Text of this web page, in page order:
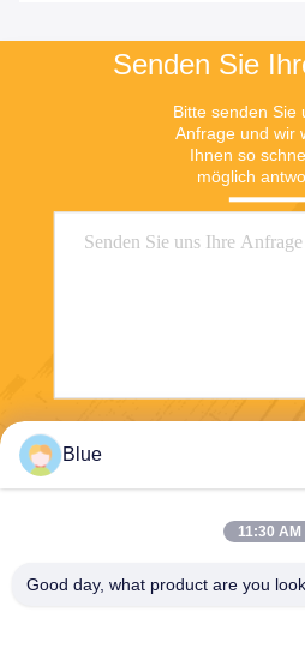
Senden Sie
Bitte senden Sie
Anfrage und wir
Ihnen so
möglich
Blue
11:30 AM
Good day, what product are you